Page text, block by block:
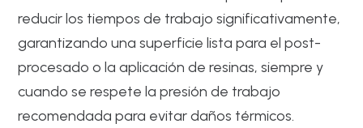
reducir los tiempos de trabajo significativamente,
garantizando una superficie lista para el post-
procesado o la aplicación de resinas, siempre y
cuando se respete la presión de trabajo
recomendada para evitar daños térmicos.